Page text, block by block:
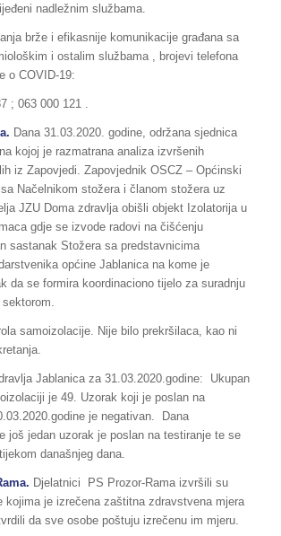
nadležnim službama.
brže i efikasnije komunikacije građana sa
i ostalim službama , brojevi telefona
o COVID-19:
; 063 000 121 .
Dana 31.03.2020. godine, održana sjednica
kojoj je razmatrana analiza izvršenih
iz Zapovjedi. Zapovjednik OSCZ – Općinski
Načelnikom stožera i članom stožera uz
JZU Doma zdravlja obišli objekt Izolatorija u
gdje se izvode radovi na čišćenju
sastanak Stožera sa predstavnicima
općine Jablanica na kome je
da se formira koordinaciono tijelo za suradnju
samoizolacije. Nije bilo prekršilaca, kao ni
Jablanica za 31.03.2020.godine: Ukupan
je 49. Uzorak koji je poslan na
je negativan. Dana
još jedan uzorak je poslan na testiranje te se
današnjeg dana.
Djelatnici PS Prozor-Rama izvršili su
kojima je izrečena zaštitna zdravstvena mjera
da sve osobe poštuju izrečenu im mjeru.